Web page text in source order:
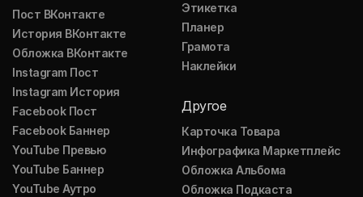
Пост ВКонтакте
История ВКонтакте
Обложка ВКонтакте
Instagram Пост
Instagram История
Facebook Пост
Facebook Баннер
YouTube Превью
YouTube Баннер
YouTube Аутро
Этикетка
Планер
Грамота
Наклейки
Другое
Карточка Товара
Инфографика Маркетплейс
Обложка Альбома
Обложка Подкаста